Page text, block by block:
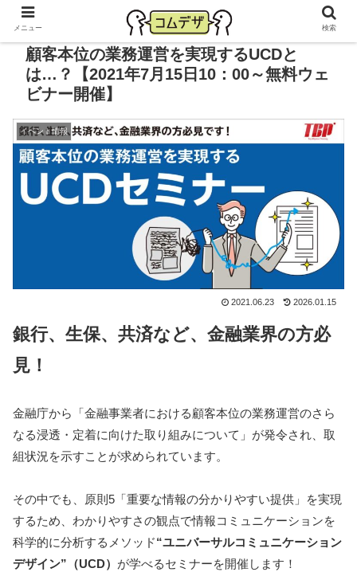
顧客本位の業務運営を実現するUCDと
は…？【2021年7月15日10：00～無料ウェ
ビナー開催】
イベント情報
2021.06.23 2026.01.15
銀行、生保、共済など、金融業界の方必
見！
金融庁から「金融事業者における顧客本位の業務運営のさら
なる浸透・定着に向けた取り組みについて」が発令され、取
組状況を示すことが求められています。
その中でも、原則5「重要な情報の分かりやすい提供」を実現
するため、わかりやすさの観点で情報コミュニケーションを
科学的に分析するメソッド“ユニバーサルコミュニケーション
デザイン”（UCD） が学べるセミナーを開催します！
メニュー 検索